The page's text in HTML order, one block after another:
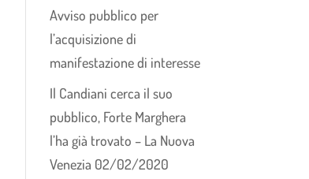
Avviso pubblico per
l’acquisizione di
manifestazione di interesse
Il Candiani cerca il suo
pubblico, Forte Marghera
l’ha già trovato – La Nuova
Venezia 02/02/2020